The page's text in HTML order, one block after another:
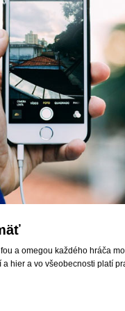
a omegou každého hráča
hier a vo všeobecnosti platí